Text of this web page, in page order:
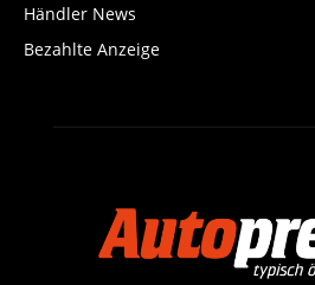
Händler News
Bezahlte Anzeige